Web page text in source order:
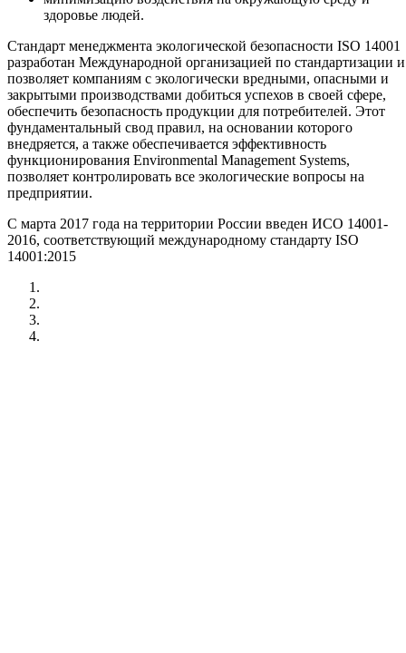
здоровье людей.
Стандарт менеджмента экологической безопасности ISO 14001
разработан Международной организацией по стандартизации и
позволяет компаниям с экологически вредными, опасными и
закрытыми производствами добиться успехов в своей сфере,
обеспечить безопасность продукции для потребителей. Этот
фундаментальный свод правил, на основании которого
внедряется, а также обеспечивается эффективность
функционирования Environmental Management Systems,
позволяет контролировать все экологические вопросы на
предприятии.
С марта 2017 года на территории России введен ИСО 14001-
2016, соответствующий международному стандарту ISO
14001:2015